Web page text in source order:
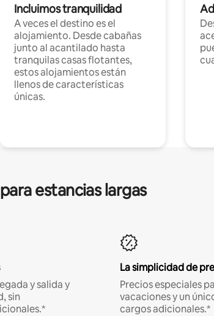
Incluimos tranquilidad
A veces el destino es el
alojamiento. Desde cabañas
junto al acantilado hasta
tranquilas casas flotantes,
estos alojamientos están
llenos de características
únicas.
estancias largas
y salida y
sin
La simplicidad de
Precios especiales
vacaciones y un
cargos adicionales.*